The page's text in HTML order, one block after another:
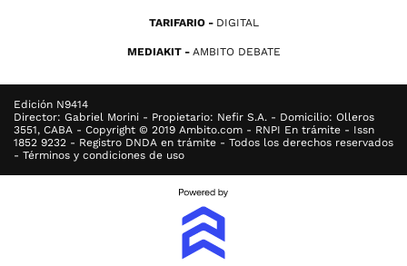
TARIFARIO DIGITAL
MEDIAKIT AMBITO DEBATE
Edición N9414
Director: Gabriel Morini - Propietario: Nefir S.A. - Domicilio: Olleros
3551, CABA - Copyright © 2019 Ambito.com - RNPI En trámite - Issn
1852 9232 - Registro DNDA en trámite - Todos los derechos reservados
- Términos y condiciones de uso